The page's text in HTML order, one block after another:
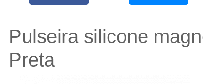
Pulseira silicone
Preta